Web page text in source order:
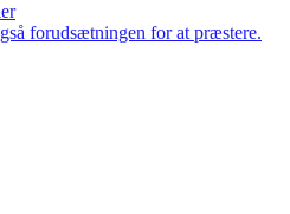
forudsætningen for at præstere.